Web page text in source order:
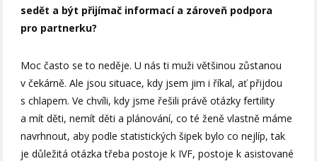
sedět a být přijímač informací a zároveň podpora
pro partnerku?
Moc často se to neděje. U nás ti muži většinou zůstanou
v čekárně. Ale jsou situace, kdy jsem jim i říkal, ať přijdou
s chlapem. Ve chvíli, kdy jsme řešili právě otázky fertility
a mít děti, nemít děti a plánování, co té ženě vlastně máme
navrhnout, aby podle statistických šipek bylo co nejlíp, tak
je důležitá otázka třeba postoje k IVF, postoje k asistované